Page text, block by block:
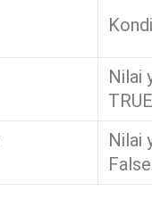
Nilai
Nilai